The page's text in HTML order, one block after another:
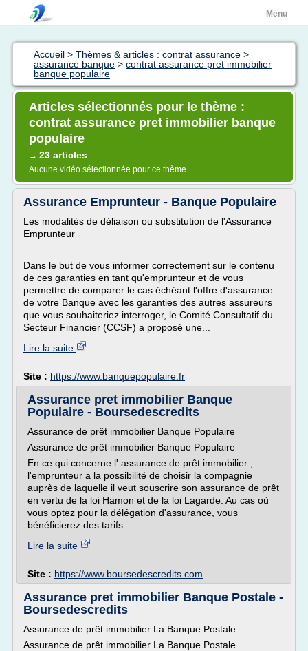
Menu
Accueil > Thèmes & articles : contrat assurance >
assurance banque > contrat assurance pret immobilier
banque populaire
Articles sélectionnés pour le thème :
contrat assurance pret immobilier banque
populaire
→ 23 articles
Aucune vidéo sélectionnée pour ce thème
Assurance Emprunteur - Banque Populaire
Les modalités de déliaison ou substitution de l'Assurance
Emprunteur
Dans le but de vous informer correctement sur le contenu
de ces garanties en tant qu'emprunteur et de vous
permettre de comparer le cas échéant l'offre d'assurance
de votre Banque avec les garanties des autres assureurs
que vous souhaiteriez interroger, le Comité Consultatif du
Secteur Financier (CCSF) a proposé une...
Lire la suite
Site : https://www.banquepopulaire.fr
Assurance pret immobilier Banque
Populaire - Boursedescredits
Assurance de prêt immobilier Banque Populaire
Assurance de prêt immobilier Banque Populaire
En ce qui concerne l' assurance de prêt immobilier ,
l'emprunteur a la possibilité de choisir la compagnie
auprès de laquelle il veut souscrire son assurance de prêt
en vertu de la loi Hamon et de la loi Lagarde. Au cas où
vous optez pour la délégation d'assurance, vous
bénéficierez des tarifs...
Lire la suite
Site : https://www.boursedescredits.com
Assurance pret immobilier Banque Postale -
Boursedescredits
Assurance de prêt immobilier La Banque Postale
Assurance de prêt immobilier La Banque Postale